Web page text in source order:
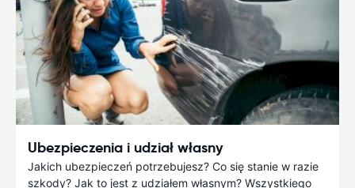
Ubezpieczenia i udział własny
Jakich ubezpieczeń potrzebujesz? Co się stanie w razie
szkody? Jak to jest z udziałem własnym? Wszystkiego